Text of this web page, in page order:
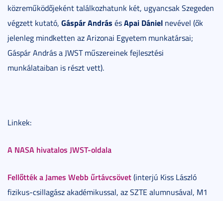
közreműködőjeként találkozhatunk két, ugyancsak Szegeden
végzett kutató, Gáspár András ésApai Dániel nevével (ők
jelenleg mindketten az Arizonai Egyetem munkatársai;
Gáspár András a JWST műszereinek fejlesztési
munkálataiban is részt vett).
Linkek:
A NASA hivatalos JWST-oldala
Fellőtték a James Webb űrtávcsövet(interjú Kiss László
fizikus-csillagász akadémikussal, az SZTE alumnusával, M1